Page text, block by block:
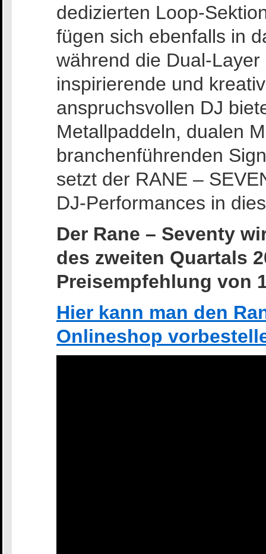
dedizierten Loop-
fügen sich ebenfalls in
während die Dual-
inspirierende und
anspruchsvollen DJ
Metallpaddeln, dualen
branchenführenden
setzt der RANE –
DJ-Performances in
Der Rane – Seventy
des zweiten Quartals
Preisempfehlung von
Hier kann man den
Onlineshop